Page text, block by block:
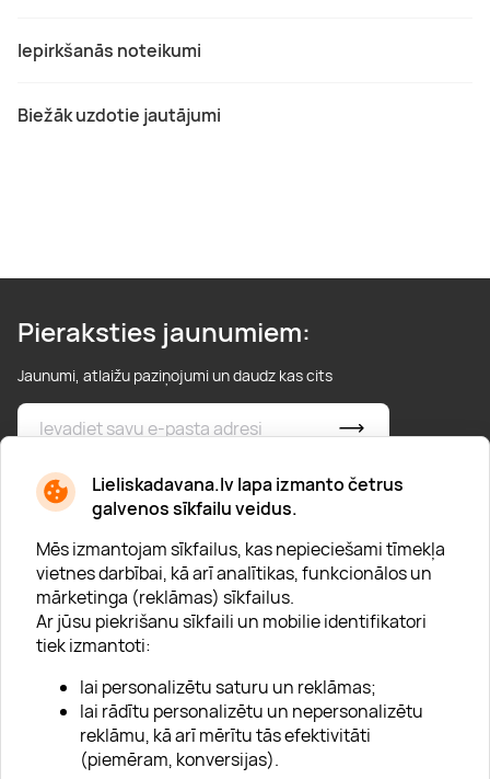
Lieliskadavana.lv lapa izmanto četrus
galvenos sīkfailu veidus.
Mēs izmantojam sīkfailus, kas nepieciešami tīmekļa
vietnes darbībai, kā arī analītikas, funkcionālos un
mārketinga (reklāmas) sīkfailus.
Ar jūsu piekrišanu sīkfaili un mobilie identifikatori
tiek izmantoti:
lai personalizētu saturu un reklāmas;
lai rādītu personalizētu un nepersonalizētu
reklāmu, kā arī mērītu tās efektivitāti
(piemēram, konversijas).
Iepirkšanās noteikumi
Biežāk uzdotie jautājumi
Pieraksties jaunumiem:
Jaunumi, atlaižu paziņojumi un daudz kas cits
* Esmu iepazinies/usies ar privātuma politiku
Par "Lieliska dāvana"
Uzņēmumiem